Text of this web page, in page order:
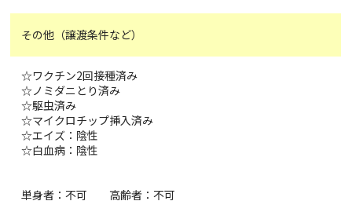
その他（譲渡条件など）
☆ワクチン2回接種済み
☆ノミダニとり済み
☆駆虫済み
☆マイクロチップ挿入済み
☆エイズ：陰性
☆白血病：陰性
単身者：不可 高齢者：不可